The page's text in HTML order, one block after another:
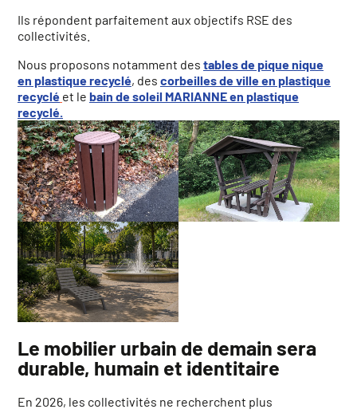
Ils répondent parfaitement aux objectifs RSE des
collectivités.
Nous proposons notamment des tables de pique nique
en plastique recyclé, des corbeilles de ville en plastique
recyclé et le bain de soleil MARIANNE en plastique
recyclé.
Le mobilier urbain de demain sera
durable, humain et identitaire
En 2026, les collectivités ne recherchent plus